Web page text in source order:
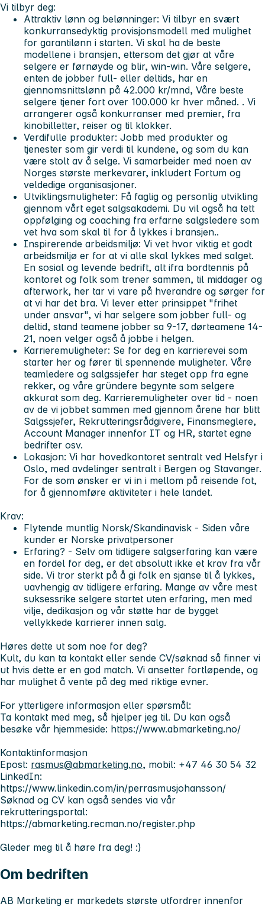
Vi tilbyr deg:
Attraktiv lønn og belønninger: Vi tilbyr en svært
konkurransedyktig provisjonsmodell med mulighet
for garantilønn i starten. Vi skal ha de beste
modellene i bransjen, ettersom det gjør at våre
selgere er førnøyde og blir, win-win. Våre selgere,
enten de jobber full- eller deltids, har en
gjennomsnittslønn på 42.000 kr/mnd, Våre beste
selgere tjener fort over 100.000 kr hver måned. . Vi
arrangerer også konkurranser med premier, fra
kinobilletter, reiser og til klokker.
Verdifulle produkter: Jobb med produkter og
tjenester som gir verdi til kundene, og som du kan
være stolt av å selge. Vi samarbeider med noen av
Norges største merkevarer, inkludert Fortum og
veldedige organisasjoner.
Utviklingsmuligheter: Få faglig og personlig utvikling
gjennom vårt eget salgsakademi. Du vil også ha tett
oppfølging og coaching fra erfarne salgsledere som
vet hva som skal til for å lykkes i bransjen..
Inspirerende arbeidsmiljø: Vi vet hvor viktig et godt
arbeidsmiljø er for at vi alle skal lykkes med salget.
En sosial og levende bedrift, alt ifra bordtennis på
kontoret og folk som trener sammen, til middager og
afterwork, her tar vi vare på hverandre og sørger for
at vi har det bra. Vi lever etter prinsippet "frihet
under ansvar", vi har selgere som jobber full- og
deltid, stand teamene jobber sa 9-17, dørteamene 14-
21, noen velger også å jobbe i helgen.
Karrieremuligheter: Se for deg en karrierevei som
starter her og fører til spennende muligheter. Våre
teamledere og salgssjefer har steget opp fra egne
rekker, og våre gründere begynte som selgere
akkurat som deg. Karrieremuligheter over tid - noen
av de vi jobbet sammen med gjennom årene har blitt
Salgssjefer, Rekrutteringsrådgivere, Finansmeglere,
Account Manager innenfor IT og HR, startet egne
bedrifter osv.
Lokasjon: Vi har hovedkontoret sentralt ved Helsfyr i
Oslo, med avdelinger sentralt i Bergen og Stavanger.
For de som ønsker er vi in i mellom på reisende fot,
for å gjennomføre aktiviteter i hele landet.
Krav:
Flytende muntlig Norsk/Skandinavisk - Siden våre
kunder er Norske privatpersoner
Erfaring? - Selv om tidligere salgserfaring kan være
en fordel for deg, er det absolutt ikke et krav fra vår
side. Vi tror sterkt på å gi folk en sjanse til å lykkes,
uavhengig av tidligere erfaring. Mange av våre mest
suksessrike selgere startet uten erfaring, men med
vilje, dedikasjon og vår støtte har de bygget
vellykkede karrierer innen salg.
Høres dette ut som noe for deg?
Kult, du kan ta kontakt eller sende CV/søknad så finner vi
ut hvis dette er en god match. Vi ansetter fortløpende, og
har mulighet å vente på deg med riktige evner.
For ytterligere informasjon eller spørsmål:
Ta kontakt med meg, så hjelper jeg til. Du kan også
besøke vår hjemmeside: https://www.abmarketing.no/
Kontaktinformasjon
Epost: rasmus@abmarketing.no, mobil: +47 46 30 54 32
LinkedIn:
https://www.linkedin.com/in/perrasmusjohansson/
Søknad og CV kan også sendes via vår
rekrutteringsportal:
https://abmarketing.recman.no/register.php
Gleder meg til å høre fra deg! :)
Om bedriften
AB Marketing er markedets største utfordrer innenfor